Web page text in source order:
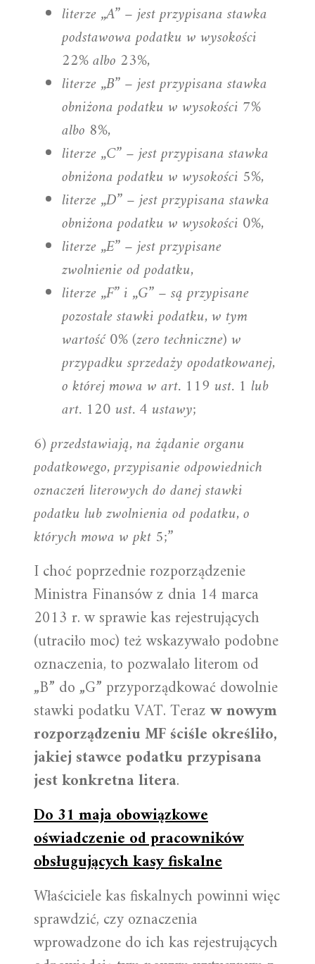
literze „A” – jest przypisana stawka
podstawowa podatku w wysokości
22% albo 23%,
literze „B” – jest przypisana stawka
obniżona podatku w wysokości 7%
albo 8%,
literze „C” – jest przypisana stawka
obniżona podatku w wysokości 5%,
literze „D” – jest przypisana stawka
obniżona podatku w wysokości 0%,
literze „E” – jest przypisane
zwolnienie od podatku,
literze „F” i „G” – są przypisane
pozostałe stawki podatku, w tym
wartość 0% (zero techniczne) w
przypadku sprzedaży opodatkowanej,
o której mowa w art. 119 ust. 1 lub
art. 120 ust. 4 ustawy;
6) przedstawiają, na żądanie organu
podatkowego, przypisanie odpowiednich
oznaczeń literowych do danej stawki
podatku lub zwolnienia od podatku, o
których mowa w pkt 5;”
I choć poprzednie rozporządzenie
Ministra Finansów z dnia 14 marca
2013 r. w sprawie kas rejestrujących
(utraciło moc) też wskazywało podobne
oznaczenia, to pozwalało literom od
„B” do „G” przyporządkować dowolnie
stawki podatku VAT. Terazw nowym
rozporządzeniu MF ściśle określiło,
jakiej stawce podatku przypisana
jest konkretna litera.
Do 31 maja obowiązkowe
oświadczenie od pracowników
obsługujących kasy fiskalne
Właściciele kas fiskalnych powinni więc
sprawdzić, czy oznaczenia
wprowadzone do ich kas rejestrujących